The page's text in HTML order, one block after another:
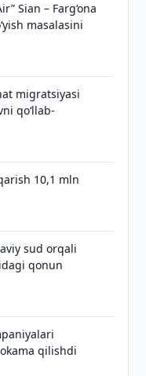
Sian – Farg‘ona
masalasini
migratsiyasi
qo‘llab-
10,1 mln
sud orqali
qonun
qilishdi